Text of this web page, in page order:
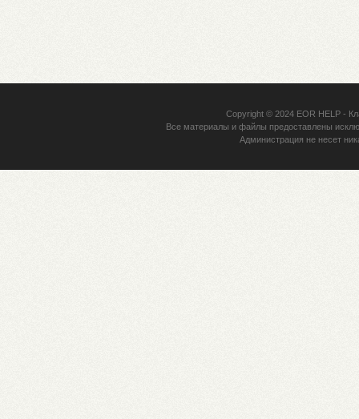
Copyright © 2024 EOR HELP-
Все материалы и файлы предоставлены
Администрация не несет